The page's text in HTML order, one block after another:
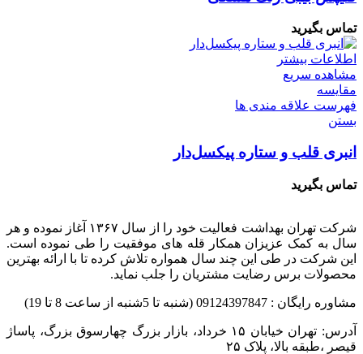
تماس بگیرید
اطلاعات بیشتر
مشاهده سریع
مقایسه
فهرست علاقه مندی ها
بستن
انبری قلب و ستاره پیکسل‌دار
تماس بگیرید
شرکت تهران بهداشت فعالیت خود را از سال ۱۳۶۷ آغاز نموده و هر
سال به کمک عزیزان همکار قله های موفقیت را طی نموده است.
این شرکت در طی این چند سال همواره تلاش کرده تا با ارائه بهترین
محصولات برس رضایت مشتریان را جلب نماید.
مشاوره رایگان : 09124397847 (شنبه تا 5شنبه از ساعت 8 تا 19)
قیصر ،طبقه بالا، پلاک ۲۵